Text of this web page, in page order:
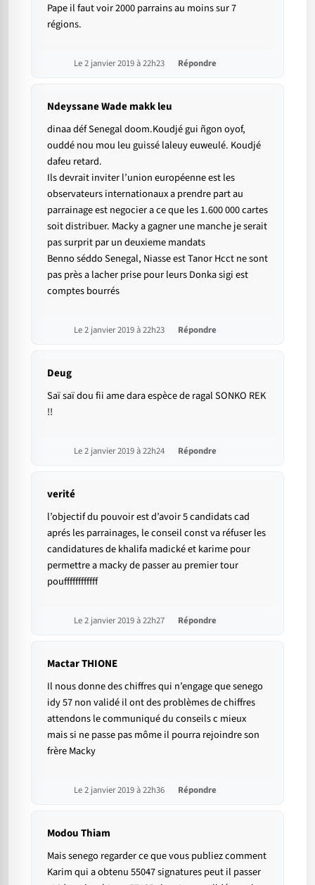
Pape il faut voir 2000 parrains au moins sur 7
régions.
Le 2 janvier 2019 à 22h23 Répondre
Ndeyssane Wade makk leu
dinaa déf Senegal doom.Koudjé gui ñgon oyof,
ouddé nou mou leu guissé laleuy euweulé. Koudjé
dafeu retard.
Ils devrait inviter l’union européenne est les
observateurs internationaux a prendre part au
parrainage est negocier a ce que les 1.600 000 cartes
soit distribuer. Macky a gagner une manche je serait
pas surprit par un deuxieme mandats
Benno séddo Senegal, Niasse est Tanor Hcct ne sont
pas près a lacher prise pour leurs Donka sigi est
comptes bourrés
Le 2 janvier 2019 à 22h23 Répondre
Deug
Saï saï dou fii ame dara espèce de ragal SONKO REK
!!
Le 2 janvier 2019 à 22h24 Répondre
verité
l’objectif du pouvoir est d’avoir 5 candidats cad
aprés les parrainages, le conseil const va réfuser les
candidatures de khalifa madické et karime pour
permettre a macky de passer au premier tour
pouffffffffffff
Le 2 janvier 2019 à 22h27 Répondre
Mactar THIONE
Il nous donne des chiffres qui n’engage que senego
idy 57 non validé il ont des problèmes de chiffres
attendons le communiqué du conseils c mieux
mais si ne passe pas môme il pourra rejoindre son
frère Macky
Le 2 janvier 2019 à 22h36 Répondre
Modou Thiam
Mais senego regarder ce que vous publiez comment
Karim qui a obtenu 55047 signatures peut il passer